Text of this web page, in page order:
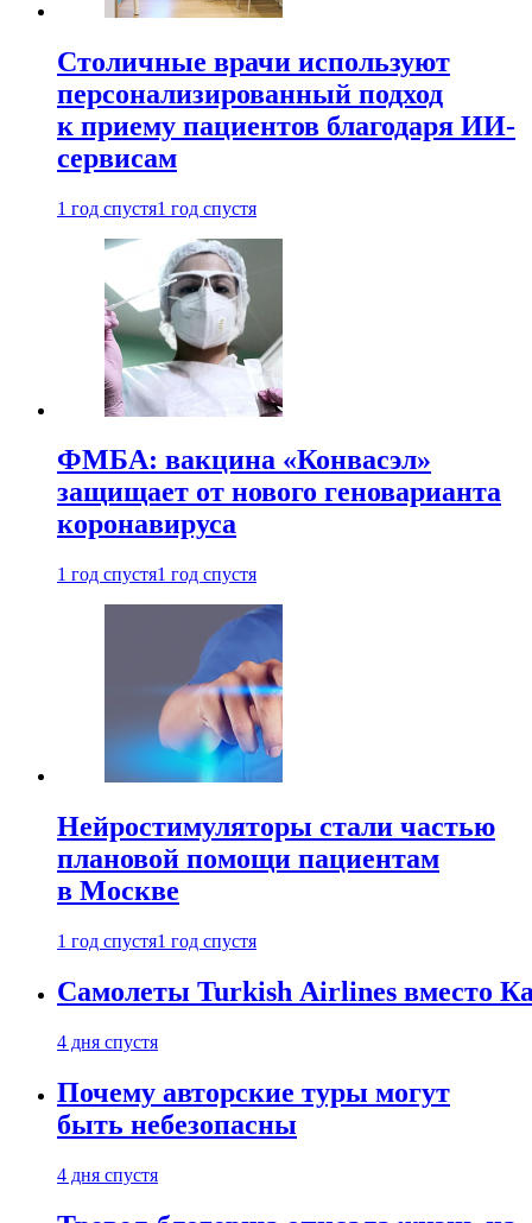
Столичные врачи используют
персонализированный подход
к приему пациентов благодаря ИИ-
сервисам
1 год спустя1 год спустя
ФМБА: вакцина «Конвасэл»
защищает от нового геноварианта
коронавируса
1 год спустя1 год спустя
Нейростимуляторы стали частью
плановой помощи пациентам
в Москве
1 год спустя1 год спустя
Самолеты Turkish Airlines вместо
4 дня спустя
Почему авторские туры могут
быть небезопасны
4 дня спустя